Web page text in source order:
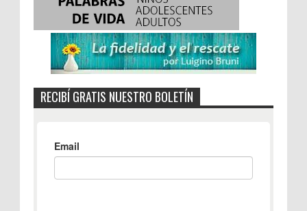
RECIBÍ GRATIS NUESTRO BOLETÍN